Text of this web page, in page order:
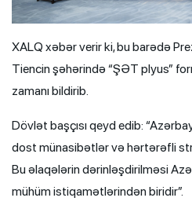
XALQ xəbər verir ki, bu barədə
Tiencin şəhərində “ŞƏT plyus”
zamanı bildirib.
Dövlət başçısı qeyd edib:
dost münasibətlər və hərtərəfli
Bu əlaqələrin dərinləşdirilməsi
mühüm istiqamətlərindən biridir”.